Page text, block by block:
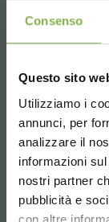
Consenso
Questo sito
Utilizziamo i
annunci, per
analizzare il
informazioni
nostri partner
pubblicità e
con altreChoose
Un